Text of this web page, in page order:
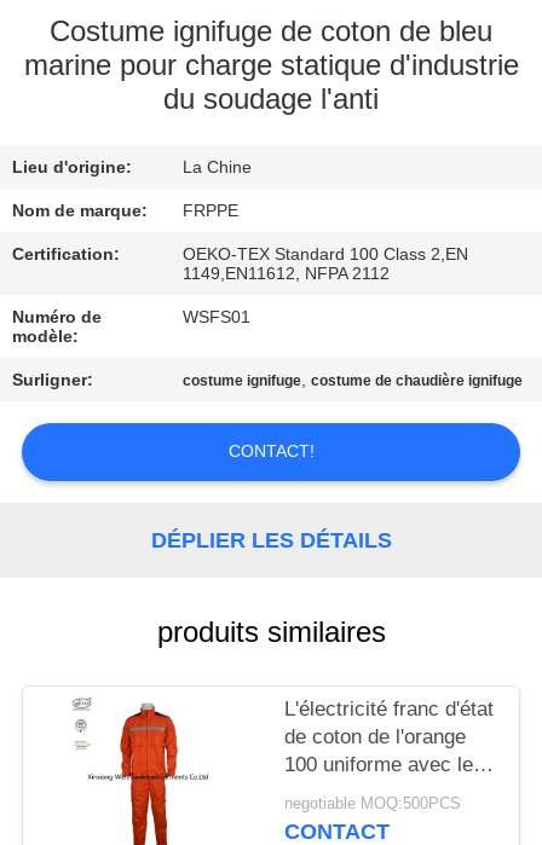
VISITE
D'USINE
DE
QUALITÉ
CONTACTEZ-
NOUS
UNE
CITATION
PRIVACY
POLICY
Costume ignifuge de coton de bleu
marine pour charge statique d'industrie
du soudage l'anti
Lieu d'origine: La Chine
Nom de marque: FRPPE
Certification:
OEKO-TEX Standard 100 Class 2,EN
1149,EN11612, NFPA 2112
Numéro de
modèle:
WSFS01
Surligner: costume ignifuge,costume de chaudière ignifuge
CONTACT!
DÉPLIER LES DÉTAILS
produits similaires
L'électricité franc d'état
de coton de l'orange
100 uniforme avec les
bandes réfléchies
negotiable MOQ:500PCS
CONTACT